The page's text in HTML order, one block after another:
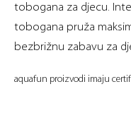
tobogana za djecu.
tobogana pruža
bezbrižnu zabavu za
aquafun proizvodi imaju